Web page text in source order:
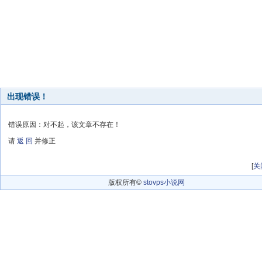
出现错误！
错误原因：对不起，该文章不存在！
请 返 回 并修正
[关
版权所有© stovps小说网